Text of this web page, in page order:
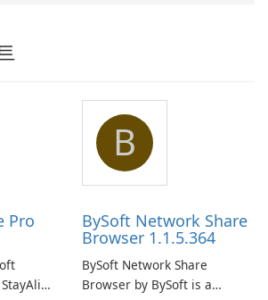
Pro
B
BySoft Network Share
Browser 1.1.5.364
BySoft Network Share
Browser by BySoft is a